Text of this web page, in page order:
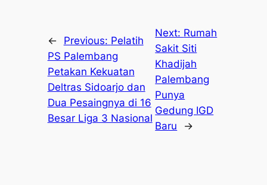
← Previous: Pelatih
PS Palembang
Petakan Kekuatan
Deltras Sidoarjo dan
Dua Pesaingnya di 16
Besar Liga 3 Nasional
Next: Rumah
Sakit Siti
Khadijah
Palembang
Punya
Gedung IGD
Baru
→